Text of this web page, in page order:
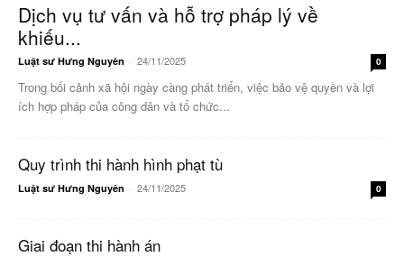
Dịch vụ tư vấn và hỗ trợ pháp lý về
khiếu...
Luật sư Hưng Nguyên - 24/11/2025 0
Trong bối cảnh xã hội ngày càng phát triển, việc bảo vệ quyền và lợi
ích hợp pháp của công dân và tổ chức...
Quy trình thi hành hình phạt tù
Luật sư Hưng Nguyên - 24/11/2025 0
Giai đoạn thi hành án